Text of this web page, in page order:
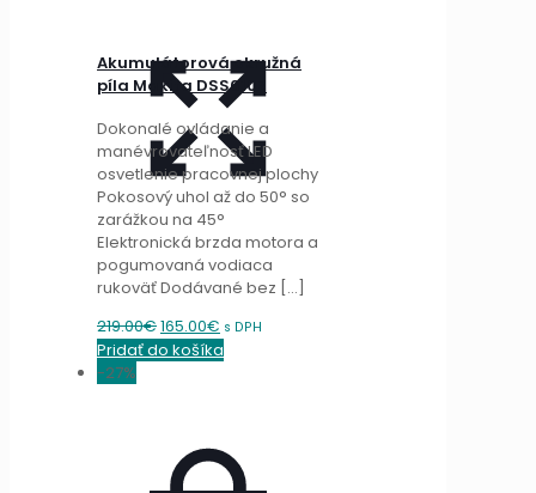
Akumulátorová okružná
píla Makita DSS610Z
Dokonalé ovládanie a
manévrovateľnosť LED
osvetlenie pracovnej plochy
Pokosový uhol až do 50° so
zarážkou na 45°
Elektronická brzda motora a
pogumovaná vodiaca
rukoväť Dodávané bez […]
219.00€Original
price
165.00€ Current
price
s DPH
Pridať do košíka
-27%